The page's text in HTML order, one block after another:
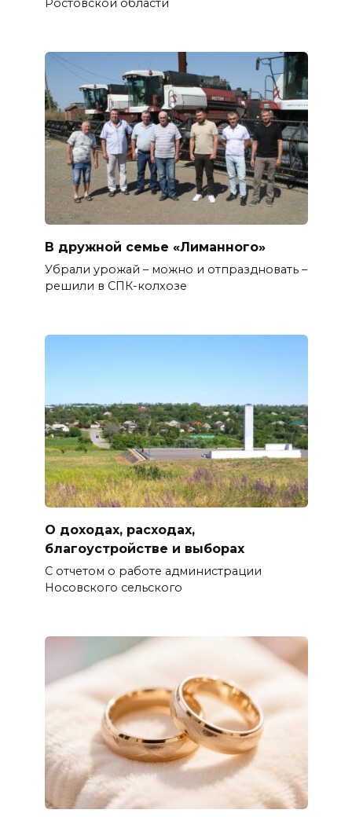
Ростовской области
В дружной семье «Лиманного»
Убрали урожай – можно и отпраздновать –
решили в СПК-колхозе
О доходах, расходах,
благоустройстве и выборах
С отчетом о работе администрации
Носовского сельского